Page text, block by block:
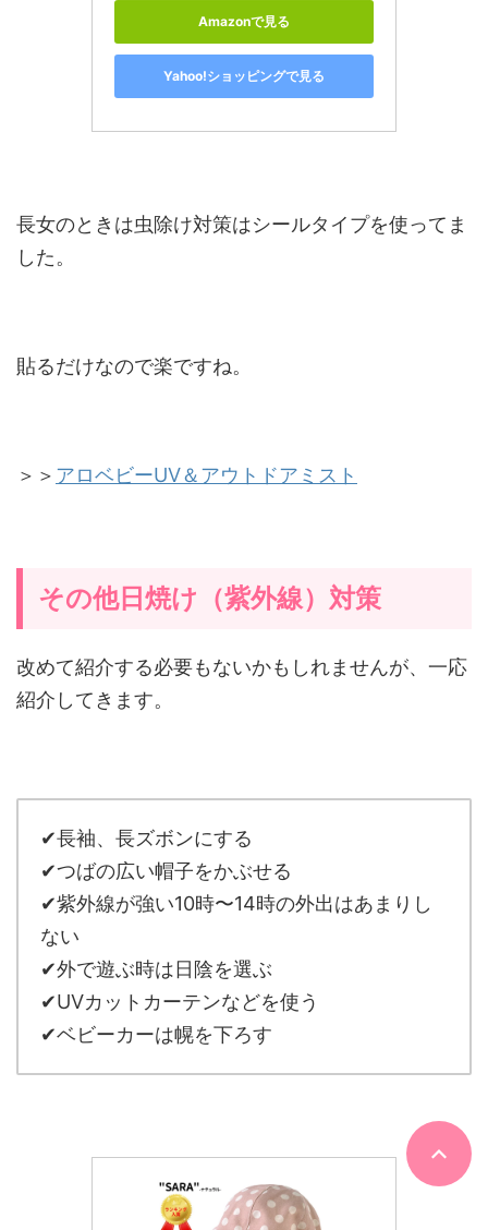
Amazonで見る
Yahoo!ショッピングで見る
長女のときは虫除け対策はシールタイプを使ってま
した。
貼るだけなので楽ですね。
＞＞ アロベビーUV＆アウトドアミスト
その他日焼け（紫外線）対策
改めて紹介する必要もないかもしれませんが、一応
紹介してきます。
✔長袖、長ズボンにする
✔つばの広い帽子をかぶせる
✔紫外線が強い10時〜14時の外出はあまりし
ない
✔外で遊ぶ時は日陰を選ぶ
✔UVカットカーテンなどを使う
✔ベビーカーは幌を下ろす